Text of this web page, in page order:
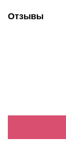
Отзывы